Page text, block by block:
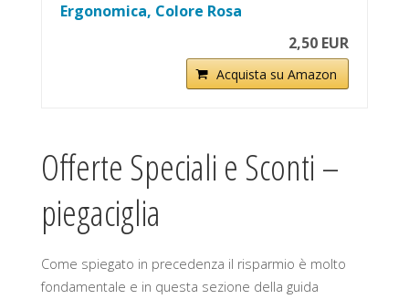
Ergonomica, Colore Rosa
2,50 EUR
Acquista su Amazon
Offerte Speciali e Sconti –
piegaciglia
Come spiegato in precedenza il risparmio è molto
fondamentale e in questa sezione della guida